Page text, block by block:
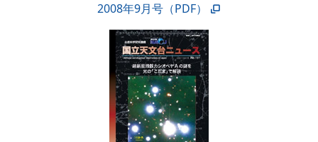
2008年9月号（PDF）